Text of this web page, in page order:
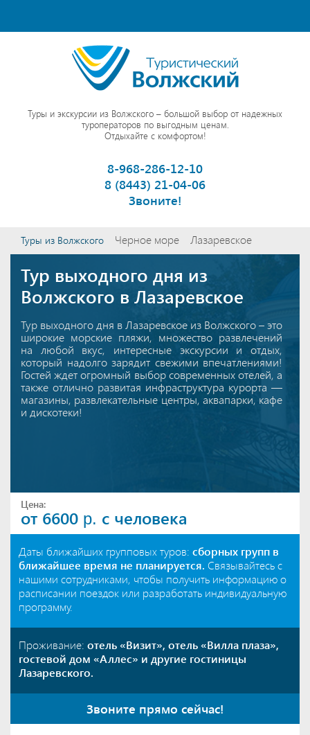
Туры и экскурсии из Волжского – большой выбор от надежных
туроператоров по выгодным ценам.
Отдыхайте с комфортом!
8-968-286-12-10
8 (8443) 21-04-06
Звоните!
Туры из Волжского Черное море Лазаревское
Тур выходного дня из
Волжского в Лазаревское
Тур выходного дня в Лазаревское из Волжского – это
широкие морские пляжи, множество развлечений
на любой вкус, интересные экскурсии и отдых,
который надолго зарядит свежими впечатлениями!
Гостей ждет огромный выбор современных отелей, а
также отлично развитая инфраструктура курорта —
магазины, развлекательные центры, аквапарки, кафе
и дискотеки!
Цена:
от 6600 р. с человека
Даты ближайших групповых туров: сборных групп в
ближайшее время не планируется. Связывайтесь с
нашими сотрудниками, чтобы получить информацию о
расписании поездок или разработать индивидуальную
программу.
Проживание: отель «Визит», отель «Вилла плаза»,
гостевой дом «Аллес» и другие гостиницы
Лазаревского.
Звоните прямо сейчас!